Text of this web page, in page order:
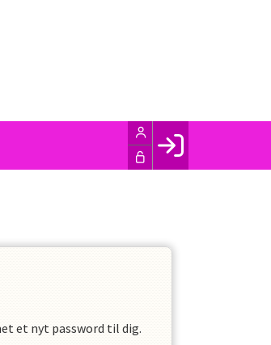
et nyt password til dig.